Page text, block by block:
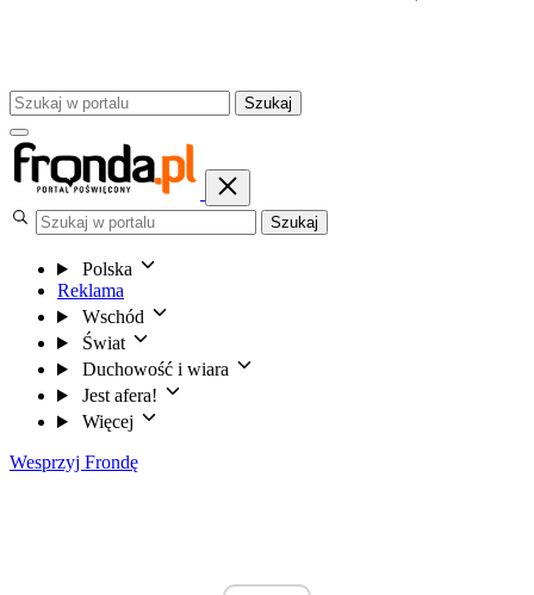
Szukaj
Szukaj
Polska
Reklama
Wschód
Świat
Duchowość i wiara
Jest afera!
Więcej
Wesprzyj Frondę